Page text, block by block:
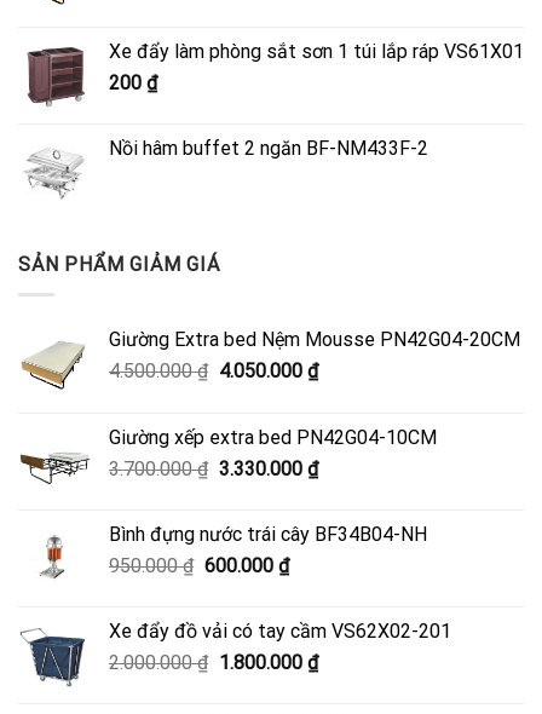
4.500.000 ₫.là:
Xe đẩy làm phòng sắt sơn 1 túi lắp ráp VS61X01
200 ₫
Nồi hâm buffet 2 ngăn BF-NM433F-2
SẢN PHẨM GIẢM GIÁ
Giường Extra bed Nệm Mousse PN42G04-20CM
4.500.000₫ Giá
4.500.000 ₫.
4.050.000 ₫Giá
là:
4.050.000 ₫.
Giường xếp extra bed PN42G04-10CM
3.700.000₫ Giá
3.700.000 ₫.
3.330.000 ₫Giá
là:
Bình đựng nước trái cây BF34B04-NH
950.000₫ Giá
950.000 ₫.
600.000 ₫Giá
là:
600.000 ₫.
Xe đẩy đồ vải có tay cầm VS62X02-201
2.000.000₫ Giá
1.800.000 ₫Giá